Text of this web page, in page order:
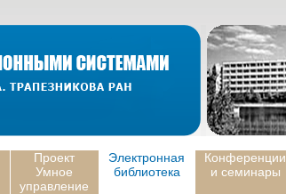
Проект
Умное
управление
Электронная
библиотека
Конференции
и семинары